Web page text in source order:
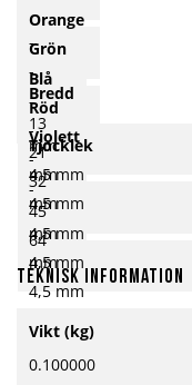
-
Bredd
Tjocklek
Orange
-
13
mm
4,5 mm
Grön
-
21
mm
4,5 mm
Blå
-
32
mm
4,5 mm
Röd
-
45
mm
4,5 mm
Violett
-
64
mm
4,5 mm
Teknisk information
information
Vikt (kg)
0.100000